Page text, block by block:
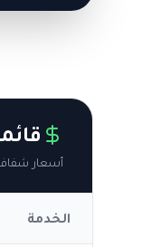
أسعار
الخدمة